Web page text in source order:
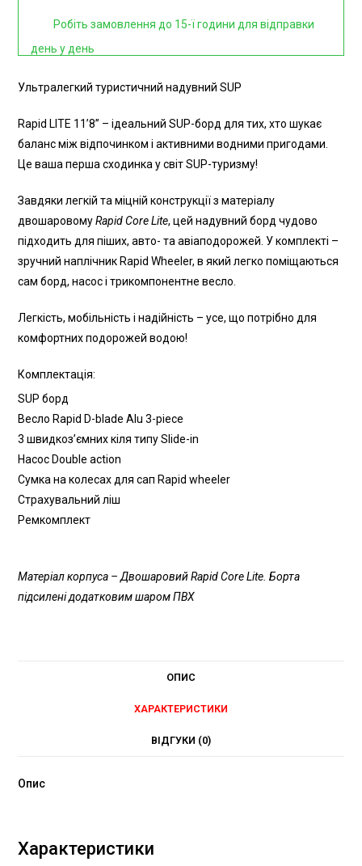
Робіть замовлення до 15-ї години для відправки
день у день
Ультралегкий туристичний надувний SUP
Rapid LITE 11’8” – ідеальний SUP-борд для тих, хто шукає
баланс між відпочинком і активними водними пригодами.
Це ваша перша сходинка у світ SUP-туризму!
Завдяки легкій та міцній конструкції з матеріалу
двошаровомуRapid Core Lite, цей надувний борд чудово
підходить для піших, авто- та авіаподорожей. У комплекті –
зручний наплічник Rapid Wheeler, в який легко поміщаються
сам борд, насос і трикомпонентне весло.
Легкість, мобільність і надійність – усе, що потрібно для
комфортних подорожей водою!
Комплектація:
SUP борд
Весло Rapid D-blade Alu 3-piece
3 швидкоз’ємних кіля типу Slide-in
Насос Double action
Сумка на колесах для сап Rapid wheeler
Страхувальний ліш
Ремкомплект
Матеріал корпуса – Двошаровий Rapid Core Lite. Борта
підсилені додатковим шаром ПВХ
ОПИС
ХАРАКТЕРИСТИКИ
ВІДГУКИ (0)
Опис
Характеристики